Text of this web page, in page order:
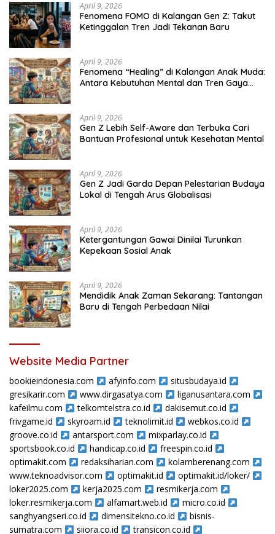
April 9, 2026
Fenomena FOMO di Kalangan Gen Z: Takut
Ketinggalan Tren Jadi Tekanan Baru
April 9, 2026
Fenomena “Healing” di Kalangan Anak Muda:
Antara Kebutuhan Mental dan Tren Gaya
April 9, 2026
Gen Z Lebih Self-Aware dan Terbuka Cari
Bantuan Profesional untuk Kesehatan Mental
April 9, 2026
Gen Z Jadi Garda Depan Pelestarian Budaya
Lokal di Tengah Arus Globalisasi
April 9, 2026
Ketergantungan Gawai Dinilai Turunkan
Kepekaan Sosial Anak
April 9, 2026
Mendidik Anak Zaman Sekarang: Tantangan
Baru di Tengah Perbedaan Nilai
Website Media Partner
bookieindonesia.com afyinfo.com
situsbudaya.id
gresikarir.com
www.dirgasatya.com
liganusantara.com
kafeilmu.com
telkomtelstra.co.id
dakisemut.co.id
frivgame.id
skyroam.id teknolimit.id
webkos.co.id
groove.co.id
antarsport.com
mixparlay.co.id
sportsbook.co.id
handicap.co.id
freespin.co.id
optimakit.com
redaksiharian.com
kolamberenang.com
www.teknoadvisor.com
optimakit.id
optimakit.id/loker/
loker2025.com
kerja2025.com
resmikerja.com
loker.resmikerja.com
alfamart.web.id
micro.co.id
sanghyangseri.co.id
dimensitekno.co.id
bisnis-
sumatra.com
siiora.co.id transicon.co.id